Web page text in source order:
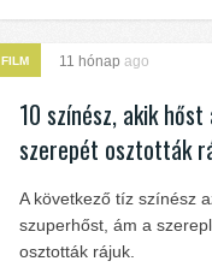
FILM 11 hónap ago
10 színész, akik
szerepét osztották
A következő tíz színész
szuperhőst, ám a
osztották rájuk.